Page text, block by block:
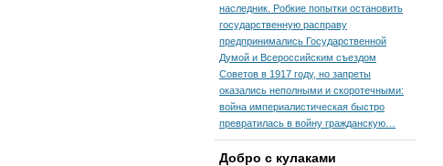
наследник. Робкие попытки остановить
государственную расправу
предпринимались Государственной
Думой и Всероссийским съездом
Советов в 1917 году, но запреты
оказались неполными и скоротечными:
война империалистическая быстро
превратилась в войну гражданскую…
Добро с кулаками